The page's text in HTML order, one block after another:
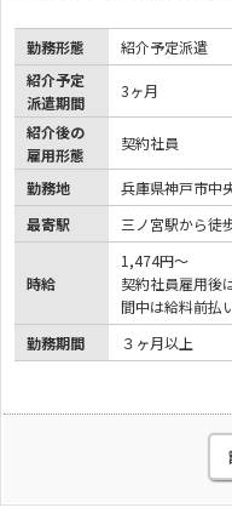
勤務形態
紹介予定派遣
紹介予定
派遣期間
3ヶ月
紹介後の
雇用形態
契約社員
勤務地
兵庫県神戸市中
最寄駅
三ノ宮駅から徒
時給
1,474円～
契約社員雇用
間中は給料前払
勤務期間
３ヶ月以上